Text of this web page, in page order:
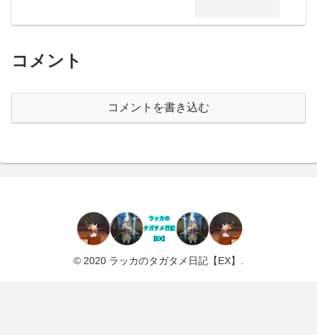
コメント
コメントを書き込む
© 2020 ラッカのタガタメ日記【EX】.